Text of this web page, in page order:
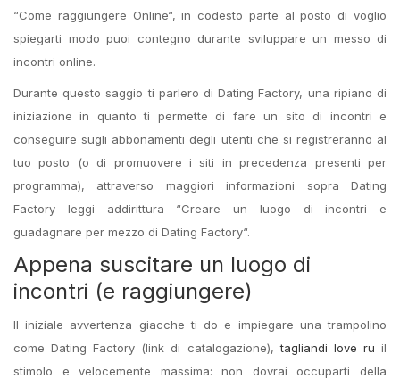
“Come raggiungere Online“, in codesto parte al posto di voglio
spiegarti modo puoi contegno durante sviluppare un messo di
incontri online.
Durante questo saggio ti parlero di Dating Factory, una ripiano di
iniziazione in quanto ti permette di fare un sito di incontri e
conseguire sugli abbonamenti degli utenti che si registreranno al
tuo posto (o di promuovere i siti in precedenza presenti per
programma), attraverso maggiori informazioni sopra Dating
Factory leggi addirittura “Creare un luogo di incontri e
guadagnare per mezzo di Dating Factory“.
Appena suscitare un luogo di
incontri (e raggiungere)
Il iniziale avvertenza giacche ti do e impiegare una trampolino
come Dating Factory (link di catalogazione),tagliandi love ru il
stimolo e velocemente massima: non dovrai occuparti della